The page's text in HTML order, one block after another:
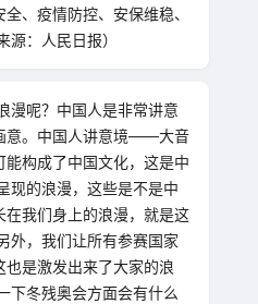
、疫情防控、安保维稳、
：人民日报）
漫呢？中国人是非常讲意
意。中国人讲意境——大音
构成了中国文化，这是中
现的浪漫，这些是不是中
我们身上的浪漫，就是这
外，我们让所有参赛国家
是激发出来了大家的浪
下冬残奥会方面会有什么